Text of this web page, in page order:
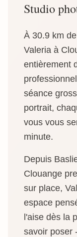
Studio
À 30.9 km
Valeria à
entièrement
séance
portrait,
vous vous
minute.
Depuis
Clouange
sur place,
espace
l'aise dès la
savoir poser